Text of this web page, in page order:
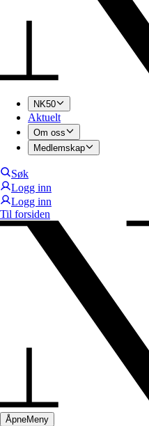
NK50
Aktuelt
Om oss
Medlemskap
Søk
Logg inn
Logg inn
Til forsiden
ÅpneMeny